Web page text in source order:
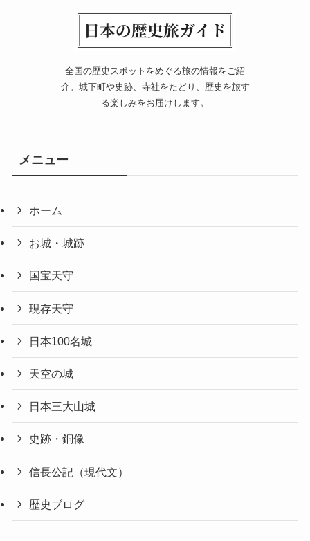
全国の歴史スポットをめぐる旅の情報をご紹
介。城下町や史跡、寺社をたどり、歴史を旅す
る楽しみをお届けします。
メニュー
ホーム
お城・城跡
国宝天守
現存天守
日本100名城
天空の城
日本三大山城
史跡・銅像
信長公記（現代文）
歴史ブログ